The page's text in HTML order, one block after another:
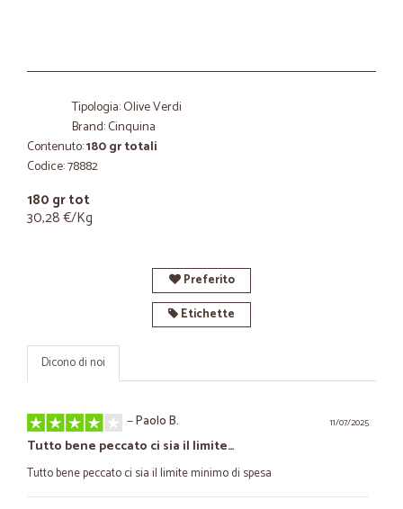
Tipologia: Olive Verdi
Brand: Cinquina
Contenuto:180 gr totali
Codice: 78882
180 gr tot
30,28 €/Kg
Preferito
Etichette
Dicono di noi
11/07/2025
—Paolo B.
Tutto bene peccato ci sia il limite…
Tutto bene peccato ci sia il limite minimo di spesa